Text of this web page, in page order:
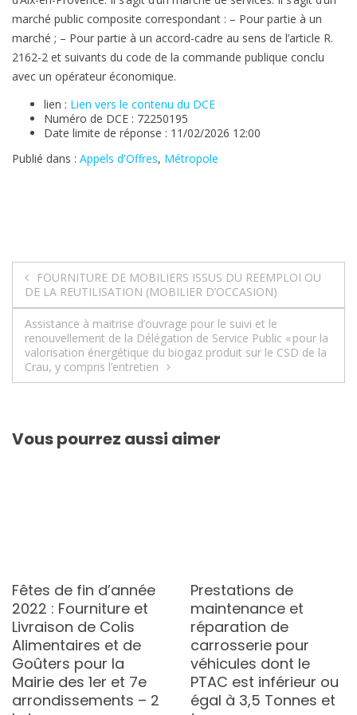
marché public composite correspondant : – Pour partie à un
marché ; – Pour partie à un accord-cadre au sens de l’article R.
2162-2 et suivants du code de la commande publique conclu
avec un opérateur économique.
lien : Lien vers le contenu du DCE
Numéro de DCE : 72250195
Date limite de réponse : 11/02/2026 12:00
Publié dans : Appels d'Offres, Métropole
Navigation
de
l’article
FOURNITURE DE MOBILIERS ISSUS DU REEMPLOI OU
DE LA REUTILISATION (MOBILIER D’OCCASION)
Assistance à maitrise d’ouvrage pour le suivi et le
renouvellement de la Délégation de Service Public « pour la
valorisation énergétique du biogaz produit sur le CSD de la
Crau, y compris l’entretien
Vous pourrez aussi aimer
Fêtes de fin d’année
2022 : Fourniture et
Livraison de Colis
Alimentaires et de
Goûters pour la
Mairie des 1er et 7e
arrondissements – 2
Prestations de
maintenance et
réparation de
carrosserie pour
véhicules dont le
PTAC est inférieur ou
égal à 3,5 Tonnes et